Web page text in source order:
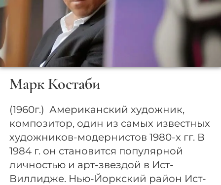
Марк Костаби
(1960г.) Американский художник,
композитор, один из самых известных
художников-модернистов 1980-х гг. В
1984 г. он становится популярной
личностью и арт-звездой в Ист-
Виллидже. Нью-Йоркский район Ист-